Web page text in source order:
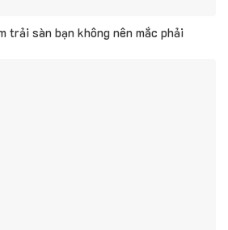
trải sàn bạn không nên mắc phải